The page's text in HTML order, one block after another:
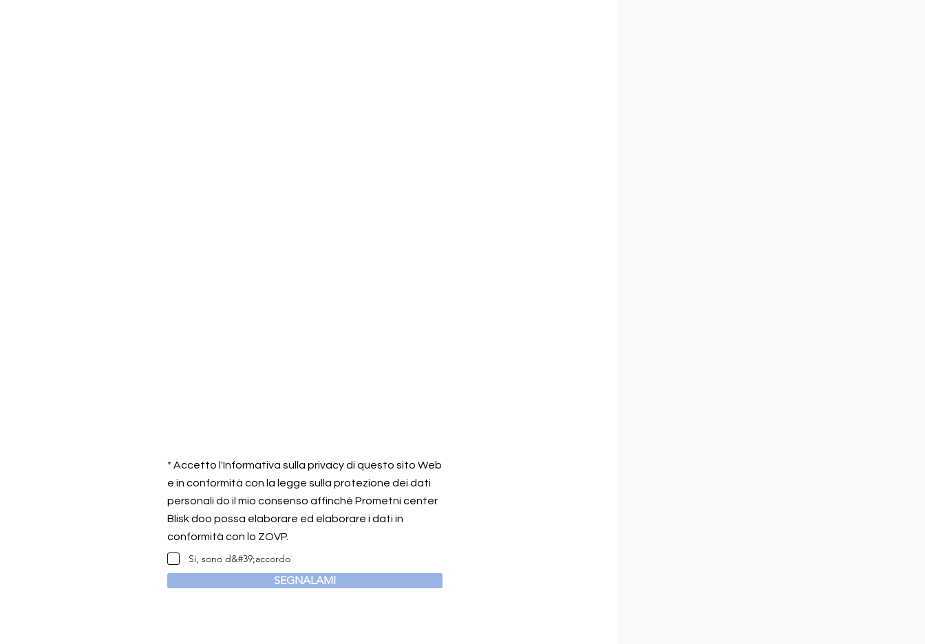
* Accetto l'Informativa sulla privacy di questo sito Web
e in conformità con la legge sulla protezione dei dati
personali do il mio consenso affinché Prometni center
Blisk doo possa elaborare ed elaborare i dati in
conformità con lo ZOVP.
Si, sono d&#39;accordo
SEGNALAMI